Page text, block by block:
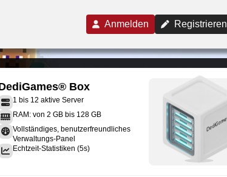
Anmelden Registrieren
Box
1 bis 12 aktive Server
RAM: von 2 GB bis 128 GB
Vollständiges, benutzerfreundliches
Verwaltungs-Panel
Echtzeit-Statistiken (5s)